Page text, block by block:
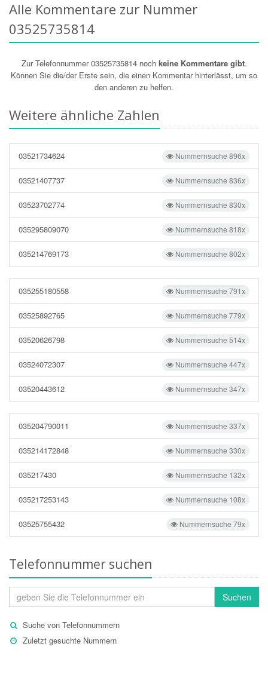
Alle Kommentare zur Nummer
03525735814
Zur Telefonnummer 03525735814 noch keine Kommentare gibt.
Können Sie die/der Erste sein, die einen Kommentar hinterlässt, um so
den anderen zu helfen.
Weitere ähnliche Zahlen
Nummernsuche 896x
03521734624
Nummernsuche 836x
03521407737
Nummernsuche 830x
03523702774
Nummernsuche 818x
035295809070
Nummernsuche 802x
035214769173
Nummernsuche 791x
035255180558
Nummernsuche 779x
03525892765
Nummernsuche 514x
03520626798
Nummernsuche 447x
03524072307
Nummernsuche 347x
03520443612
Nummernsuche 337x
035204790011
Nummernsuche 330x
035214172848
Nummernsuche 132x
035217430
Nummernsuche 108x
035217253143
Nummernsuche 79x
03525755432
Telefonnummer suchen
Suchen
Suche von Telefonnummern
Zuletzt gesuchte Nummern